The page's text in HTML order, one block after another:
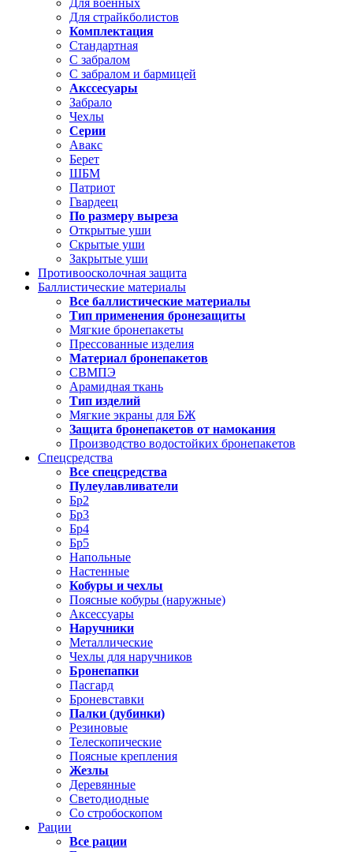
Для военных
Для страйкболистов
Комплектация
Стандартная
С забралом
С забралом и бармицей
Акссесуары
Забрало
Чехлы
Серии
Авакс
Берет
ШБМ
Патриот
Гвардеец
По размеру выреза
Открытые уши
Скрытые уши
Закрытые уши
Противоосколочная защита
Баллистические материалы
Все баллистические материалы
Тип применения бронезащиты
Мягкие бронепакеты
Прессованные изделия
Материал бронепакетов
СВМПЭ
Арамидная ткань
Тип изделий
Мягкие экраны для БЖ
Защита бронепакетов от намокания
Производство водостойких бронепакетов
Спецсредства
Все спецсредства
Пулеулавливатели
Бр2
Бр3
Бр4
Бр5
Напольные
Настенные
Кобуры и чехлы
Поясные кобуры (наружные)
Аксессуары
Наручники
Металлические
Чехлы для наручников
Бронепапки
Пасгард
Броневставки
Палки (дубинки)
Резиновые
Телескопические
Поясные крепления
Жезлы
Деревянные
Светодиодные
Со стробоскопом
Рации
Все рации